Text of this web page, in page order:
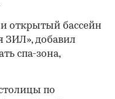
открытый бассейн
ЗИЛ», добавил
спа-зона,
по